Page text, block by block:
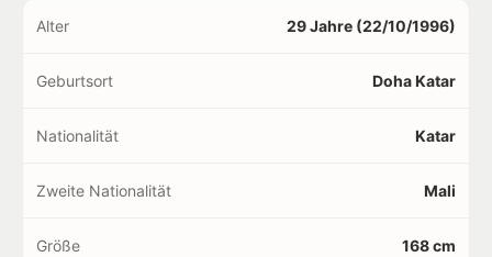
Alter 29 Jahre (22/10/1996)
Geburtsort Doha Katar
Nationalität Katar
Zweite Nationalität Mali
Größe 168 cm